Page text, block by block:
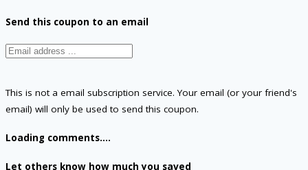
Send this coupon to an email
This is not a email subscription service. Your email (or your friend's
email) will only be used to send this coupon.
Loading comments....
Let others know how much you saved